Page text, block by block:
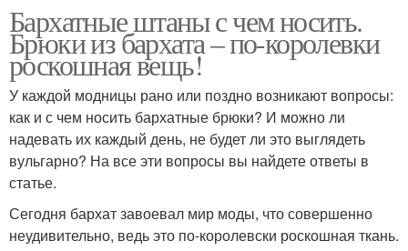
Бархатные штаны с чем носить.
Брюки из бархата – по-королевки
роскошная вещь!
У каждой модницы рано или поздно возникают вопросы:
как и с чем носить бархатные брюки? И можно ли
надевать их каждый день, не будет ли это выглядеть
вульгарно? На все эти вопросы вы найдете ответы в
статье.
Сегодня бархат завоевал мир моды, что совершенно
неудивительно, ведь это по-королевски роскошная ткань.